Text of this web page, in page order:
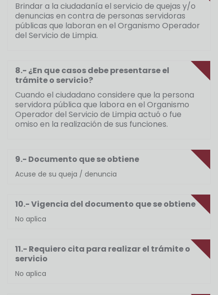
Brindar a la ciudadanía el servicio de quejas y/o
denuncias en contra de personas servidoras
públicas que laboran en el Organismo Operador
del Servicio de Limpia.
8.- ¿En que casos debe presentarse el
trámite o servicio?
Cuando el ciudadano considere que la persona
servidora pública que labora en el Organismo
Operador del Servicio de Limpia actuó o fue
omiso en la realización de sus funciones.
9.- Documento que se obtiene
Acuse de su queja / denuncia
10.- Vigencia del documento que se obtiene
No aplica
11.- Requiero cita para realizar el trámite o
servicio
No aplica